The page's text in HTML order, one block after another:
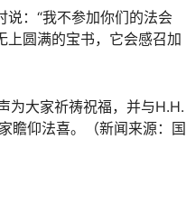
：“我不参加你们的法会
上圆满的宝书，它会感召加
为大家祈祷祝福，并与H.H.
瞻仰法喜。（新闻来源：国